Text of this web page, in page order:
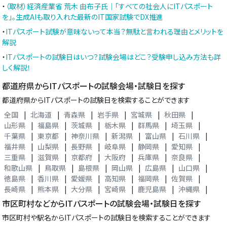
・ （取材）経済産業省 荒木 由布子氏｜「すべての社会人にITパスポート
を」。生成AIも取り入れた最新のIT国家試験でDX推進
・ITパスポート試験が意味ないって本当？無駄と言われる理由とメリットを
解説
・ITパスポートの試験日はいつ？試験会場はどこ？受験申し込み方法も詳
しく解説！
都道府県からITパスポートの試験会場・試験日を探す
都道府県からITパスポートの試験日を検索することができます
全国
| 北海道 | 青森県 | 岩手県 | 宮城県 | 秋田県
|
山形県
| 福島県 | 茨城県 | 栃木県 | 群馬県 | 埼玉県
|
千葉県
| 東京都 | 神奈川県 | 新潟県 | 富山県 | 石川県
|
福井県
| 山梨県 | 長野県 | 岐阜県 | 静岡県 | 愛知県
|
三重県
| 滋賀県 | 京都府 | 大阪府 | 兵庫県 | 奈良県
|
和歌山県
| 鳥取県 | 島根県 | 岡山県 | 広島県 | 山口県
|
徳島県
| 香川県 | 愛媛県 | 高知県 | 福岡県 | 佐賀県
|
長崎県
| 熊本県 | 大分県 | 宮崎県 | 鹿児島県 | 沖縄県 |
市区町村などからITパスポートの試験会場・試験日を探す
市区町村や駅名からITパスポートの試験日を検索することができます